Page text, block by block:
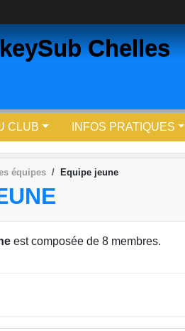
Chelles
CLUB INFOS PRATIQUES
équipes Equipe jeune
est composée de 8 membres.